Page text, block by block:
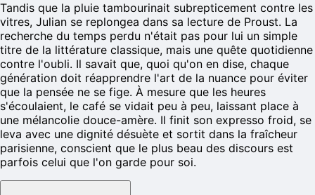
Tandis que la pluie tambourinait subrepticement contre les
vitres, Julian se replongea dans sa lecture de Proust. La
recherche du temps perdu n'était pas pour lui un simple
titre de la littérature classique, mais une quête quotidienne
contre l'oubli. Il savait que, quoi qu'on en dise, chaque
génération doit réapprendre l'art de la nuance pour éviter
que la pensée ne se fige. À mesure que les heures
s'écoulaient, le café se vidait peu à peu, laissant place à
une mélancolie douce-amère. Il finit son expresso froid, se
leva avec une dignité désuète et sortit dans la fraîcheur
parisienne, conscient que le plus beau des discours est
parfois celui que l'on garde pour soi.